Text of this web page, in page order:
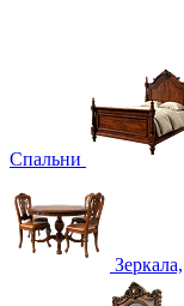
Спальни
Зеркала,